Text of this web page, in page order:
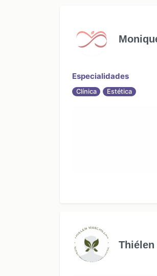
Especialidades
Clínica Estética
Thiélen